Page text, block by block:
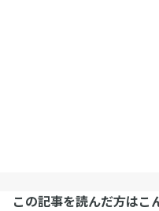
この記事を読んだ方はこ